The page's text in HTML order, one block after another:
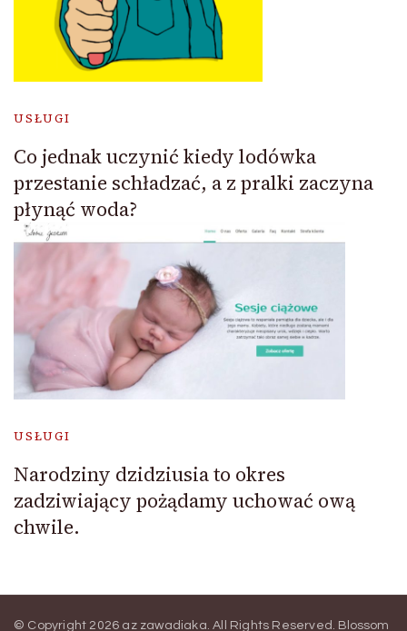
USŁUGI
Co jednak uczynić kiedy lodówka
przestanie schładzać, a z pralki zaczyna
płynąć woda?
USŁUGI
Narodziny dzidziusia to okres
zadziwiający pożądamy uchować ową
chwile.
© Copyright 2026 az zawadiaka. All Rights Reserved. Blossom